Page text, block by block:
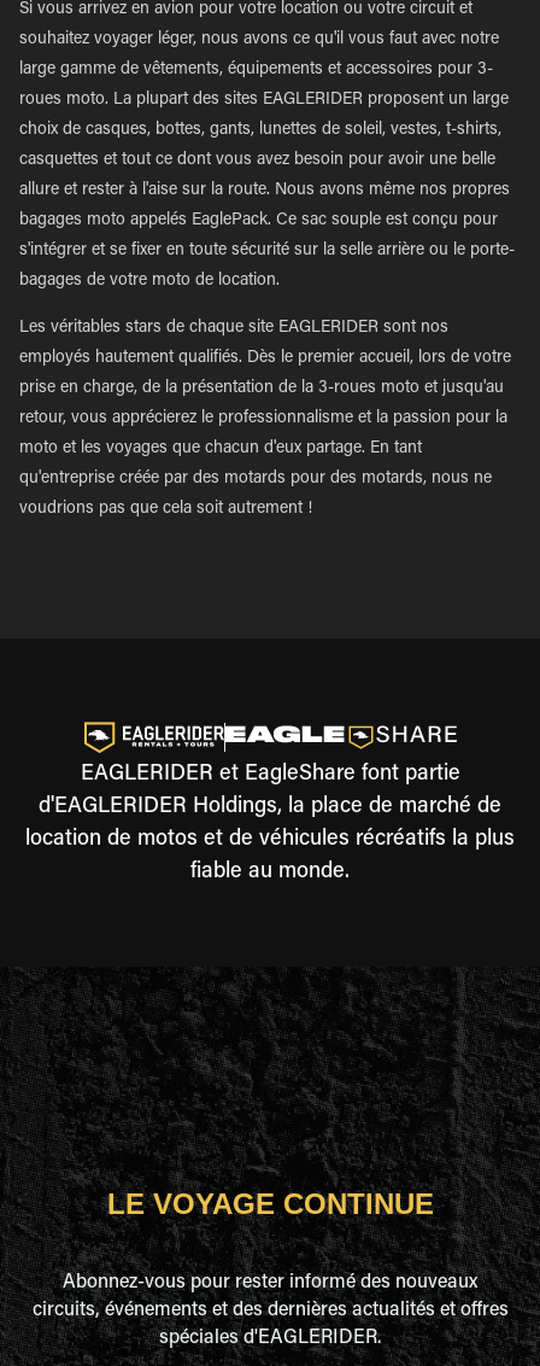
Si vous arrivez en avion pour votre location ou votre circuit et
souhaitez voyager léger, nous avons ce qu'il vous faut avec notre
large gamme de vêtements, équipements et accessoires pour 3-
roues moto. La plupart des sites EAGLERIDER proposent un large
choix de casques, bottes, gants, lunettes de soleil, vestes, t-shirts,
casquettes et tout ce dont vous avez besoin pour avoir une belle
allure et rester à l'aise sur la route. Nous avons même nos propres
bagages moto appelés EaglePack. Ce sac souple est conçu pour
s'intégrer et se fixer en toute sécurité sur la selle arrière ou le porte-
bagages de votre moto de location.
Les véritables stars de chaque site EAGLERIDER sont nos
employés hautement qualifiés. Dès le premier accueil, lors de votre
prise en charge, de la présentation de la 3-roues moto et jusqu'au
retour, vous apprécierez le professionnalisme et la passion pour la
moto et les voyages que chacun d'eux partage. En tant
qu'entreprise créée par des motards pour des motards, nous ne
voudrions pas que cela soit autrement !
EAGLERIDER et EagleShare font partie
d'EAGLERIDER Holdings, la place de marché de
location de motos et de véhicules récréatifs la plus
fiable au monde.
LE VOYAGE CONTINUE
Abonnez-vous pour rester informé des nouveaux
circuits, événements et des dernières actualités et offres
spéciales d'EAGLERIDER.